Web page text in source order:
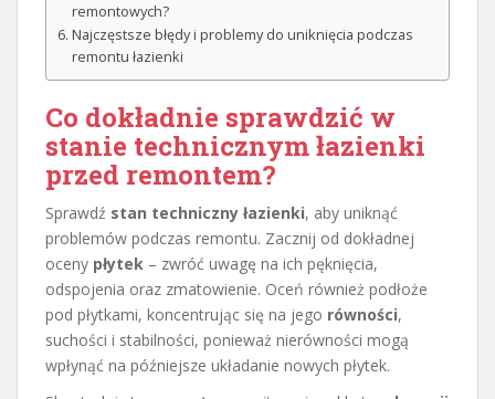
remontowych?
Najczęstsze błędy i problemy do uniknięcia podczas
remontu łazienki
Co dokładnie sprawdzić w
stanie technicznym łazienki
przed remontem?
Sprawdź stan techniczny łazienki, aby uniknąć
problemów podczas remontu. Zacznij od dokładnej
oceny płytek – zwróć uwagę na ich pęknięcia,
odspojenia oraz zmatowienie. Oceń również podłoże
pod płytkami, koncentrując się na jego równości,
suchości i stabilności, ponieważ nierówności mogą
wpłynąć na późniejsze układanie nowych płytek.